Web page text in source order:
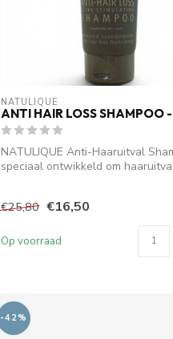
NATULIQUE
ANTI HAIR LOSS SHAMPOO
NATULIQUE Anti-Haaruitval
speciaal ontwikkeld om
€25,80 €16,50
Op voorraad
-42%